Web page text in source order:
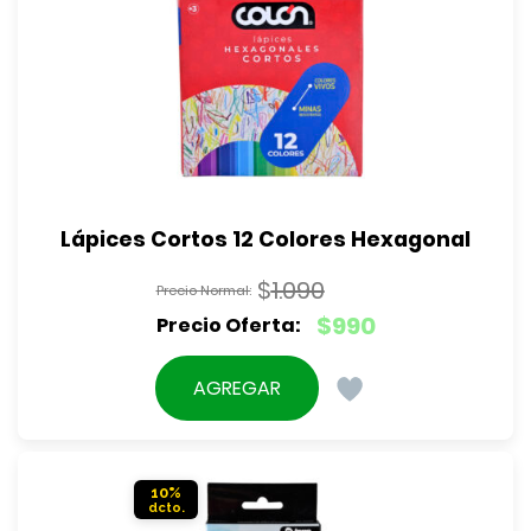
Lápices Cortos 12 Colores Hexagonal
$1.090
El
precio
original
$990
El
precio
actual
AGREGAR
10%